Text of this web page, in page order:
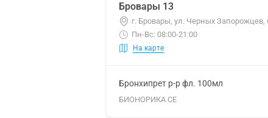
Бровары 13
г. Бровары, ул. Черных
Пн-Вс: 08:00-21:00
На карте
Бронхипрет р-р фл. 100мл
БИОНОРИКА СЕ